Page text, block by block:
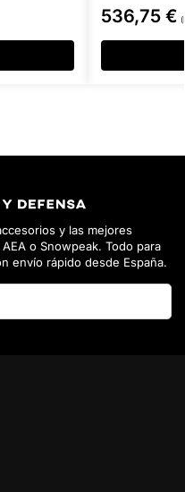
536,75 €
y las mejores
o Snowpeak. Todo para
envío rápido desde España.